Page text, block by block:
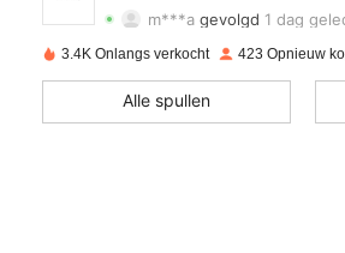
m***a gevolgd 1 dag
4.74 Beoordeling 10 Artikelen
4.74 10
3.4K Onlangs verkocht 423 Opnieuw
Alle spullen